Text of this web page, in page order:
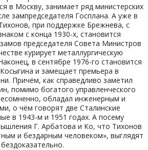
в Москву, занимает ряд министерских
зампредседателя Госплана. А уже в
при поддержке Брежнева, с
с конца 1930-х, становится
председателя Совета Министров
курирует металлургическую
в сентябре 1976-го становится
и замещает премьера в
Причём, как справедливо заметил
помимо богатого управленческого
обладал инженерным и
о чём говорят две Сталинские
в 1943-м и 1951 годах. А посему
Г. Арбатова и Ко, что Тихонов
и бездарным человеком», выглядят